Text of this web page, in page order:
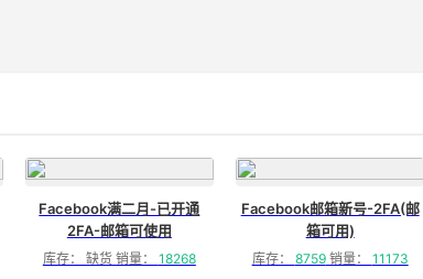
Facebook满二月-已开通
2FA-邮箱可使用
库存： 缺货 销量： 18268
Facebook邮箱新号-2FA(邮
箱可用)
库存： 8759销量： 11173